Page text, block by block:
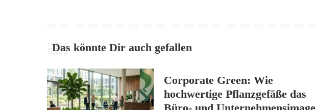
Das könnte Dir auch gefallen
Corporate Green: Wie
hochwertige Pflanzgefäße das